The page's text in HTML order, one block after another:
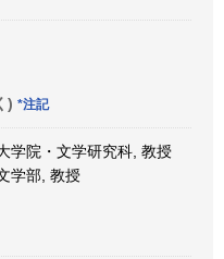
) *注記
学院・文学研究科, 教授
学部, 教授